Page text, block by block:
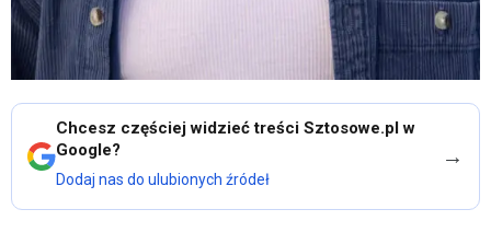
Chcesz częściej widzieć treści Sztosowe.pl w
Google?
Dodaj nas do ulubionych źródeł
→